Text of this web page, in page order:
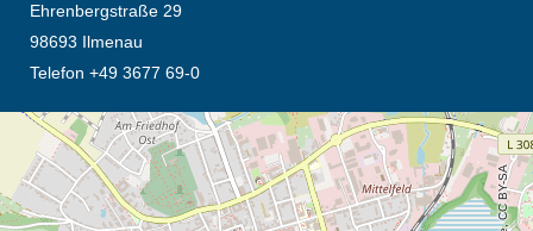
Ehrenbergstraße 29
98693 Ilmenau
Telefon +49 3677 69-0
Öffnet die Anfahrtsbeschreibung in neuem Tab (Karte)